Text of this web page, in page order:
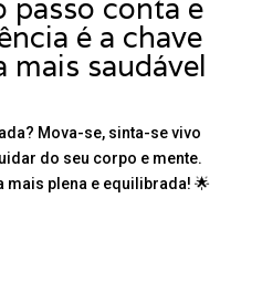
passo conta e
é a chave
mais saudável
Mova-se, sinta-se vivo
do seu corpo e mente.
mais plena e equilibrada! 🌟